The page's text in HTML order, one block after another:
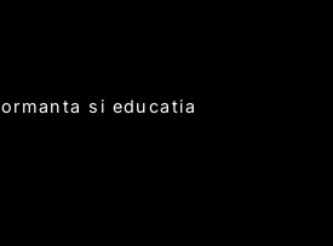
si educatia